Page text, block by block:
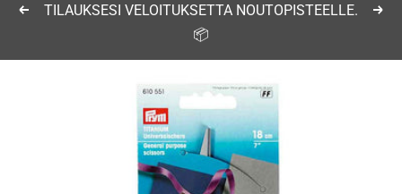
Edellinen
TILAUKSESI VELOITUKSETTA NOUTOPISTEELLE.
📦